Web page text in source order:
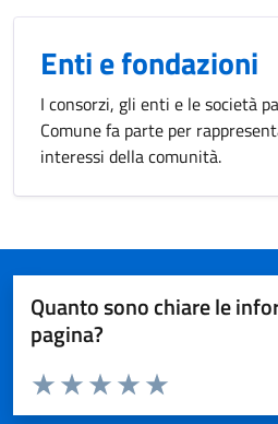
Enti e fondazioni
I consorzi, gli enti e le società
Comune fa parte per
interessi della comunità.
Quanto sono chiare le
pagina?
Valuta da 1 a 5 stelle la pagina
Valuta 5 stelle su
Valuta 4 stelle su 5
Valuta 3 stelle su 5
Valuta 2 stelle su 5
Valuta 1 stelle su 5